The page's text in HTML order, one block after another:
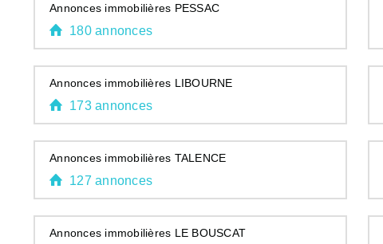
Annonces immobilières PESSAC
180 annonces
Annonces immobilières LIBOURNE
173 annonces
Annonces immobilières TALENCE
127 annonces
Annonces immobilières LE BOUSCAT